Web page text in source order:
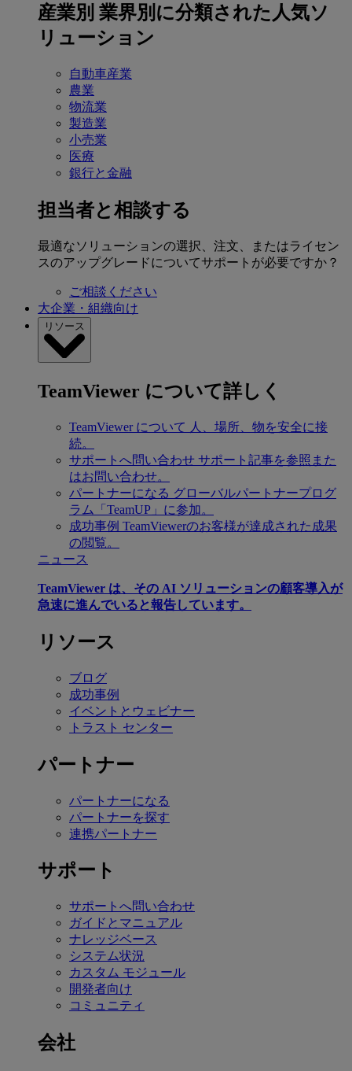
産業別 業界別に分類された人気ソ
リューション
自動車産業
農業
物流業
製造業
小売業
医療
銀行と金融
担当者と相談する
最適なソリューションの選択、注文、またはライセン
スのアップグレードについてサポートが必要ですか？
ご相談ください
大企業・組織向け
リソース
TeamViewer について詳しく
TeamViewer について 人、場所、物を安全に接
続。
サポートへ問い合わせ サポート記事を参照また
はお問い合わせ。
パートナーになる グローバルパートナープログ
ラム「TeamUP」に参加。
成功事例 TeamViewerのお客様が達成された成果
の閲覧。
ニュース
TeamViewer は、その AI ソリューションの顧客導入が
急速に進んでいると報告しています。
リソース
ブログ
成功事例
イベントとウェビナー
トラスト センター
パートナー
パートナーになる
パートナーを探す
連携パートナー
サポート
サポートへ問い合わせ
ガイドとマニュアル
ナレッジベース
システム状況
カスタム モジュール
開発者向け
コミュニティ
会社